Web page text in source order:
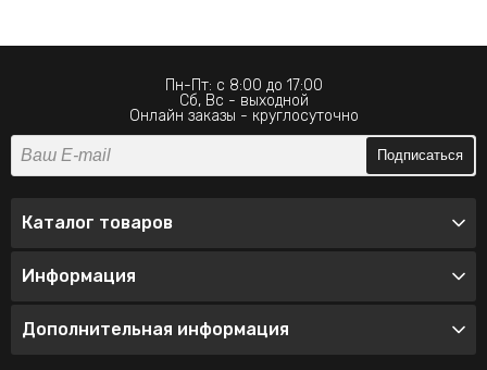
Пн-Пт: с 8:00 до 17:00
Сб, Вс - выходной
Онлайн заказы - круглосуточно
Подписаться
Каталог товаров
Информация
Дополнительная информация